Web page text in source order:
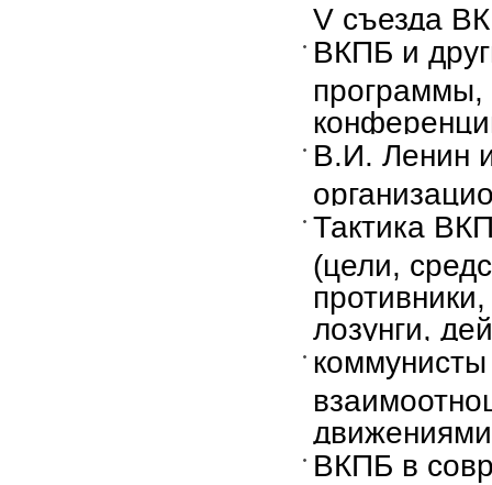
V съезда
ВКПБ и
программы,
В.И. Ленин
Тактика
(цели,
лозунги,
ВКПБ в